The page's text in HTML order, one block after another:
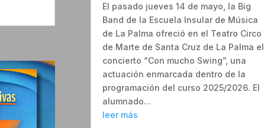
El pasado jueves 14 de mayo, la Big
Band de la Escuela Insular de Música
de La Palma ofreció en el Teatro Circo
de Marte de Santa Cruz de La Palma el
concierto “Con mucho Swing”, una
actuación enmarcada dentro de la
programación del curso 2025/2026. El
alumnado...
leer más